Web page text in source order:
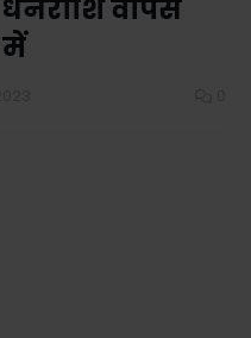
वापस
में